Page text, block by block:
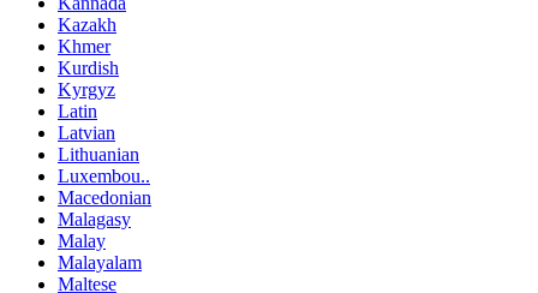
Kazakh
Khmer
Kurdish
Kyrgyz
Latin
Latvian
Lithuanian
Luxembou..
Macedonian
Malagasy
Malay
Malayalam
Maltese